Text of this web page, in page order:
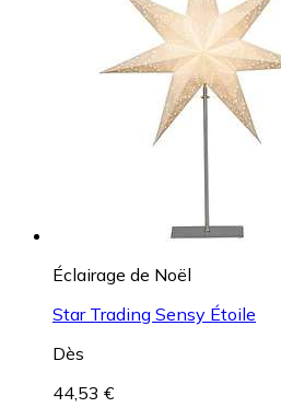
Éclairage de Noël
Star Trading Sensy Étoile
Dès
44,53 €